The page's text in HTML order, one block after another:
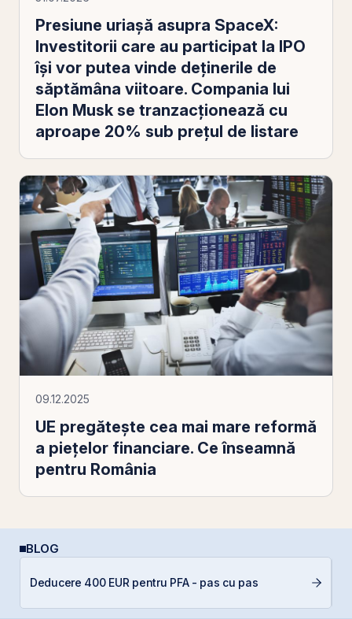
Presiune uriaşă asupra SpaceX:
Investitorii care au participat la IPO
îşi vor putea vinde deţinerile de
săptămâna viitoare. Compania lui
Elon Musk se tranzacţionează cu
aproape 20% sub preţul de listare
09.12.2025
UE pregătește cea mai mare reformă
a piețelor financiare. Ce înseamnă
pentru România
BLOG
Deducere 400 EUR pentru PFA - pas cu pas